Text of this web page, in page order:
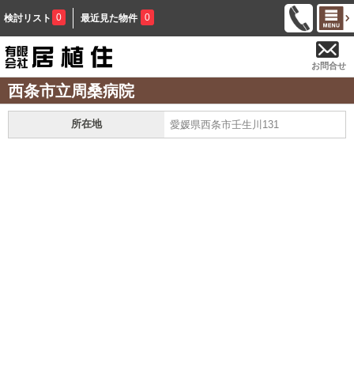
検討リスト 0 最近見た物件 0
お問合せ
西条市立周桑病院
所在地 愛媛県西条市壬生川131